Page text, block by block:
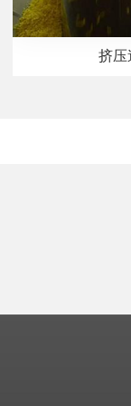
挤压